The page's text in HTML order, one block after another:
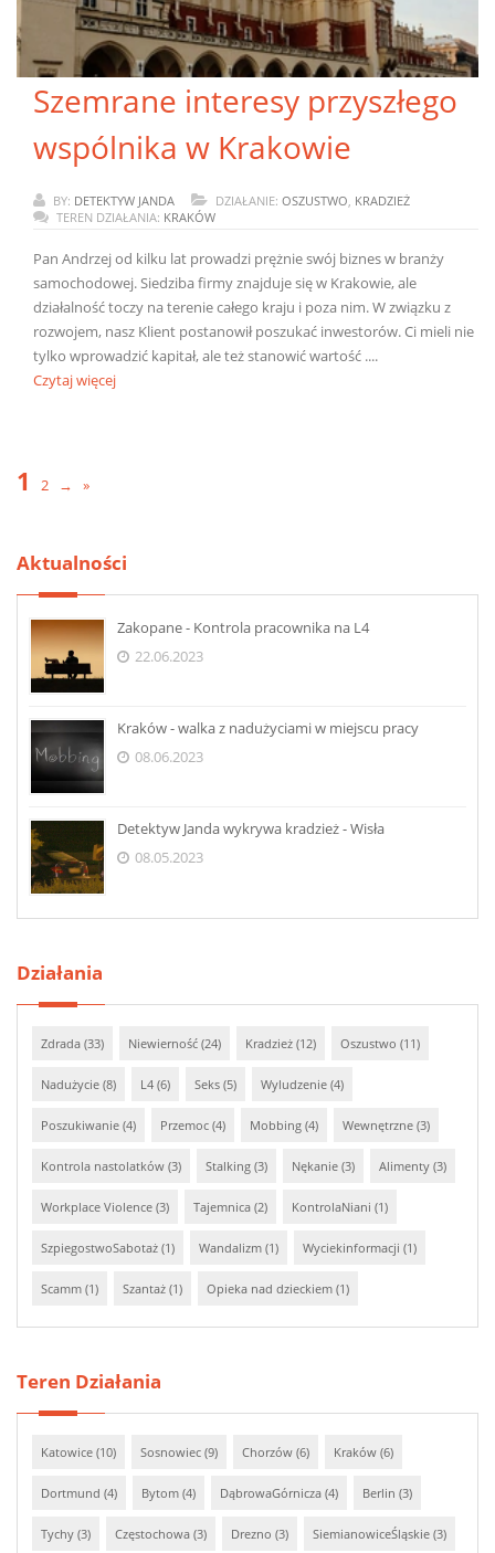
Szemrane interesy przyszłego
wspólnika w Krakowie
BY: DETEKTYW JANDA DZIAŁANIE: OSZUSTWO, KRADZIEŻ
TEREN DZIAŁANIA: KRAKÓW
Pan Andrzej od kilku lat prowadzi prężnie swój biznes w branży
samochodowej. Siedziba firmy znajduje się w Krakowie, ale
działalność toczy na terenie całego kraju i poza nim. W związku z
rozwojem, nasz Klient postanowił poszukać inwestorów. Ci mieli nie
tylko wprowadzić kapitał, ale też stanowić wartość ....
Czytaj więcej
1 2 → »
Aktualności
Zakopane - Kontrola pracownika na L4
22.06.2023
Kraków - walka z nadużyciami w miejscu pracy
08.06.2023
Detektyw Janda wykrywa kradzież - Wisła
08.05.2023
Działania
Zdrada (33) Niewierność (24) Kradzież (12) Oszustwo (11)
Nadużycie (8) L4 (6) Seks (5) Wyludzenie (4)
Poszukiwanie (4) Przemoc (4) Mobbing (4) Wewnętrzne (3)
Kontrola nastolatków (3) Stalking (3) Nękanie (3) Alimenty (3)
Workplace Violence (3) Tajemnica (2) KontrolaNiani (1)
SzpiegostwoSabotaż (1) Wandalizm (1) Wyciekinformacji (1)
Scamm (1) Szantaż (1) Opieka nad dzieckiem (1)
Teren Działania
Katowice (10) Sosnowiec (9) Chorzów (6) Kraków (6)
Dortmund (4) Bytom (4) DąbrowaGórnicza (4) Berlin (3)
Tychy (3) Częstochowa (3) Drezno (3) SiemianowiceŚląskie (3)